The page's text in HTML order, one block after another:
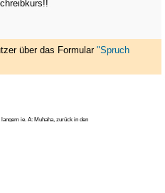
über das Formular "Spruch
ie. A: Muhaha, zurück in den